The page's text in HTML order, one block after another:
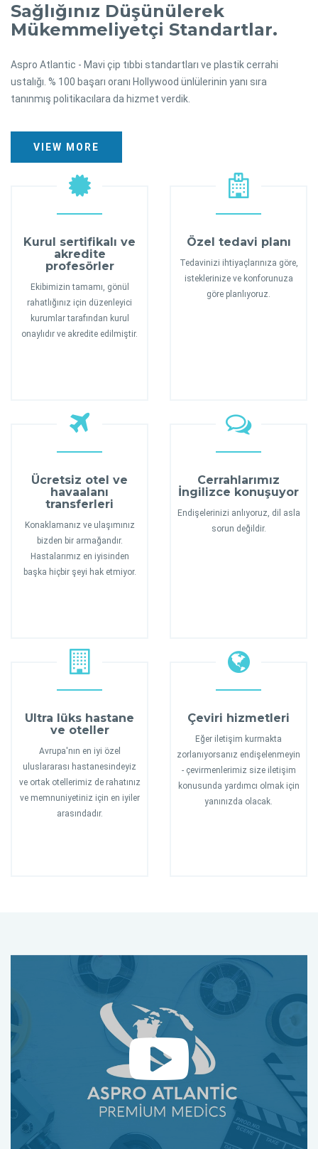
Sağlığınız Düşünülerek
Mükemmeliyetçi Standartlar.
Aspro Atlantic - Mavi çip tıbbi standartları ve plastik cerrahi
ustalığı. % 100 başarı oranı Hollywood ünlülerinin yanı sıra
tanınmış politikacılara da hizmet verdik.
VIEW MORE
Kurul sertifikalı ve
akredite
profesörler
Ekibimizin tamamı, gönül
rahatlığınız için düzenleyici
kurumlar tarafından kurul
onaylıdır ve akredite edilmiştir.
Özel tedavi planı
Tedavinizi ihtiyaçlarınıza göre,
isteklerinize ve konforunuza
göre planlıyoruz.
Ücretsiz otel ve
havaalanı
transferleri
Konaklamanız ve ulaşımınız
bizden bir armağandır.
Hastalarımız en iyisinden
başka hiçbir şeyi hak etmiyor.
Cerrahlarımız
İngilizce konuşuyor
Endişelerinizi anlıyoruz, dil asla
sorun değildir.
Ultra lüks hastane
ve oteller
Avrupa'nın en iyi özel
uluslararası hastanesindeyiz
ve ortak otellerimiz de rahatınız
ve memnuniyetiniz için en iyiler
arasındadır.
Çeviri hizmetleri
Eğer iletişim kurmakta
zorlanıyorsanız endişelenmeyin
- çevirmenlerimiz size iletişim
konusunda yardımcı olmak için
yanınızda olacak.